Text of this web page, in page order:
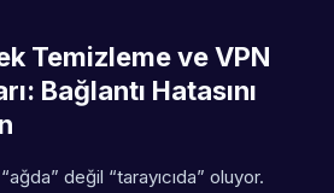
Temizleme ve VPN
Bağlantı Hatasını
değil “tarayıcıda” oluyor.